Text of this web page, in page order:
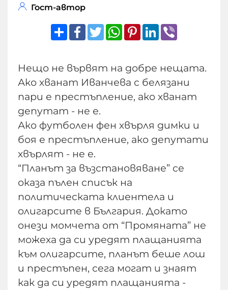
Гост-автор
ShareFacebook
TwitterWhatsApp
Pinterest
LinkedIn
Нещо не вървят на добре нещата.
Ако хванат Иванчева с белязани
пари е престъпление, ако хванат
депутат - не е.
Ако футболен фен хвърля димки и
боя е престъпление, ако депутати
хвърлят - не е.
“Планът за възстановяване” се
оказа пълен списък на
политическата клиентела и
олигарсите в България. Докато
онези момчета от “Промяната” не
можеха да си уредят плащанията
към олигарсите, планът беше лош
и престъпен, сега могат и знаят
как да си уредят плащанията -